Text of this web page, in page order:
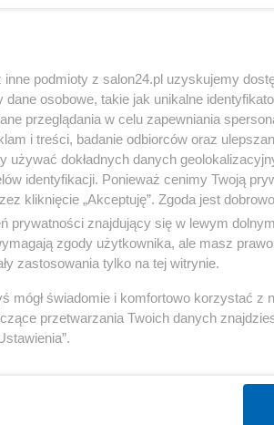
Gospodarka
Biznes
podmioty z salon24.pl uzyskujemy
osobowe, takie jak unikalne
przeglądania w celu zapewniania
i treści, badanie odbiorców oraz
dokładnych danych
identyfikacji. Ponieważ cenimy Twoją
kliknięcie „Akceptuję”. Zgoda jest
prywatności znajdujący się w lewym
zgody użytkownika, ale masz
zastosowania tylko na tej witrynie.
mógł świadomie i komfortowo korzystać z
przetwarzania Twoich danych